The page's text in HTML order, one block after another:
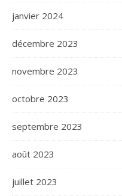
janvier 2024
décembre 2023
novembre 2023
octobre 2023
septembre 2023
août 2023
juillet 2023